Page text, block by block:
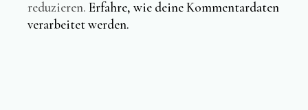
reduzieren.Erfahre, wie deine Kommentardaten
verarbeitet werden.